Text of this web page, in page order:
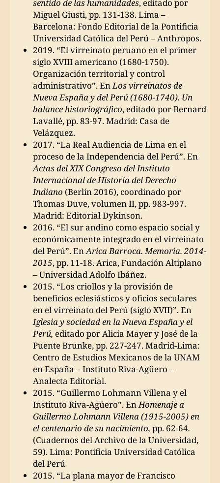
sentido de las humanidades, editado por
Miguel Giusti, pp. 131-138. Lima –
Barcelona: Fondo Editorial de la Pontificia
Universidad Católica del Perú – Anthropos.
2019. “El virreinato peruano en el primer
siglo XVIII americano (1680-1750).
Organización territorial y control
administrativo”. EnLos virreinatos de
Nueva España y del Perú (1680-1740). Un
balance historiográfico, editado por Bernard
Lavallé, pp. 83-97. Madrid: Casa de
Velázquez.
2017. “La Real Audiencia de Lima en el
proceso de la Independencia del Perú”. En
Actas del XIX Congreso del Instituto
Internacional de Historia del Derecho
Indiano (Berlín 2016), coordinado por
Thomas Duve, volumen II, pp. 983-997.
Madrid: Editorial Dykinson.
2016. “El sur andino como espacio social y
económicamente integrado en el virreinato
del Perú”. EnArica Barroca. Memoria. 2014-
2015, pp. 11-18. Arica, Fundación Altiplano
– Universidad Adolfo Ibáñez.
2015. “Los criollos y la provisión de
beneficios eclesiásticos y oficios seculares
en el virreinato del Perú (siglo XVII)”. En
Iglesia y sociedad en la Nueva España y el
Perú, editado por Alicia Mayer y José de la
Puente Brunke, pp. 227-247. Madrid-Lima:
Centro de Estudios Mexicanos de la UNAM
en España – Instituto Riva-Agüero –
Analecta Editorial.
2015. “Guillermo Lohmann Villena y el
Instituto Riva-Agüero”. EnHomenaje a
Guillermo Lohmann Villena (1915-2005) en
el centenario de su nacimiento, pp. 62-64.
(Cuadernos del Archivo de la Universidad,
59). Lima: Pontificia Universidad Católica
del Perú
2015. “La plana mayor de Francisco